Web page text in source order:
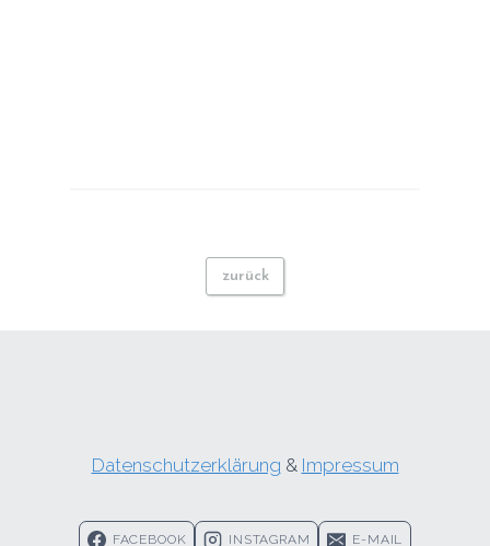
zurück
Datenschutzerklärung & Impressum
FACEBOOK INSTAGRAM E-MAIL